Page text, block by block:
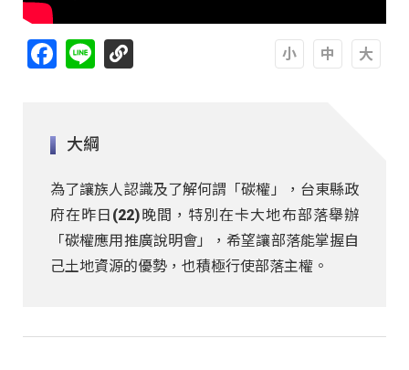
Facebook
Line
大綱
為了讓族人認識及了解何謂「碳權」，台東縣政
府在昨日(22)晚間，特別在卡大地布部落舉辦
「碳權應用推廣說明會」，希望讓部落能掌握自
己土地資源的優勢，也積極行使部落主權。